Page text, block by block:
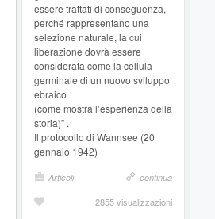
essere trattati di conseguenza,
perché rappresentano una
selezione naturale, la cui
liberazione dovrà essere
considerata come la cellula
germinale di un nuovo sviluppo
ebraico
(come mostra l’esperienza della
storia)” .
Il protocollo di Wannsee (20
gennaio 1942)
Articoli continua
2855 visualizzazioni